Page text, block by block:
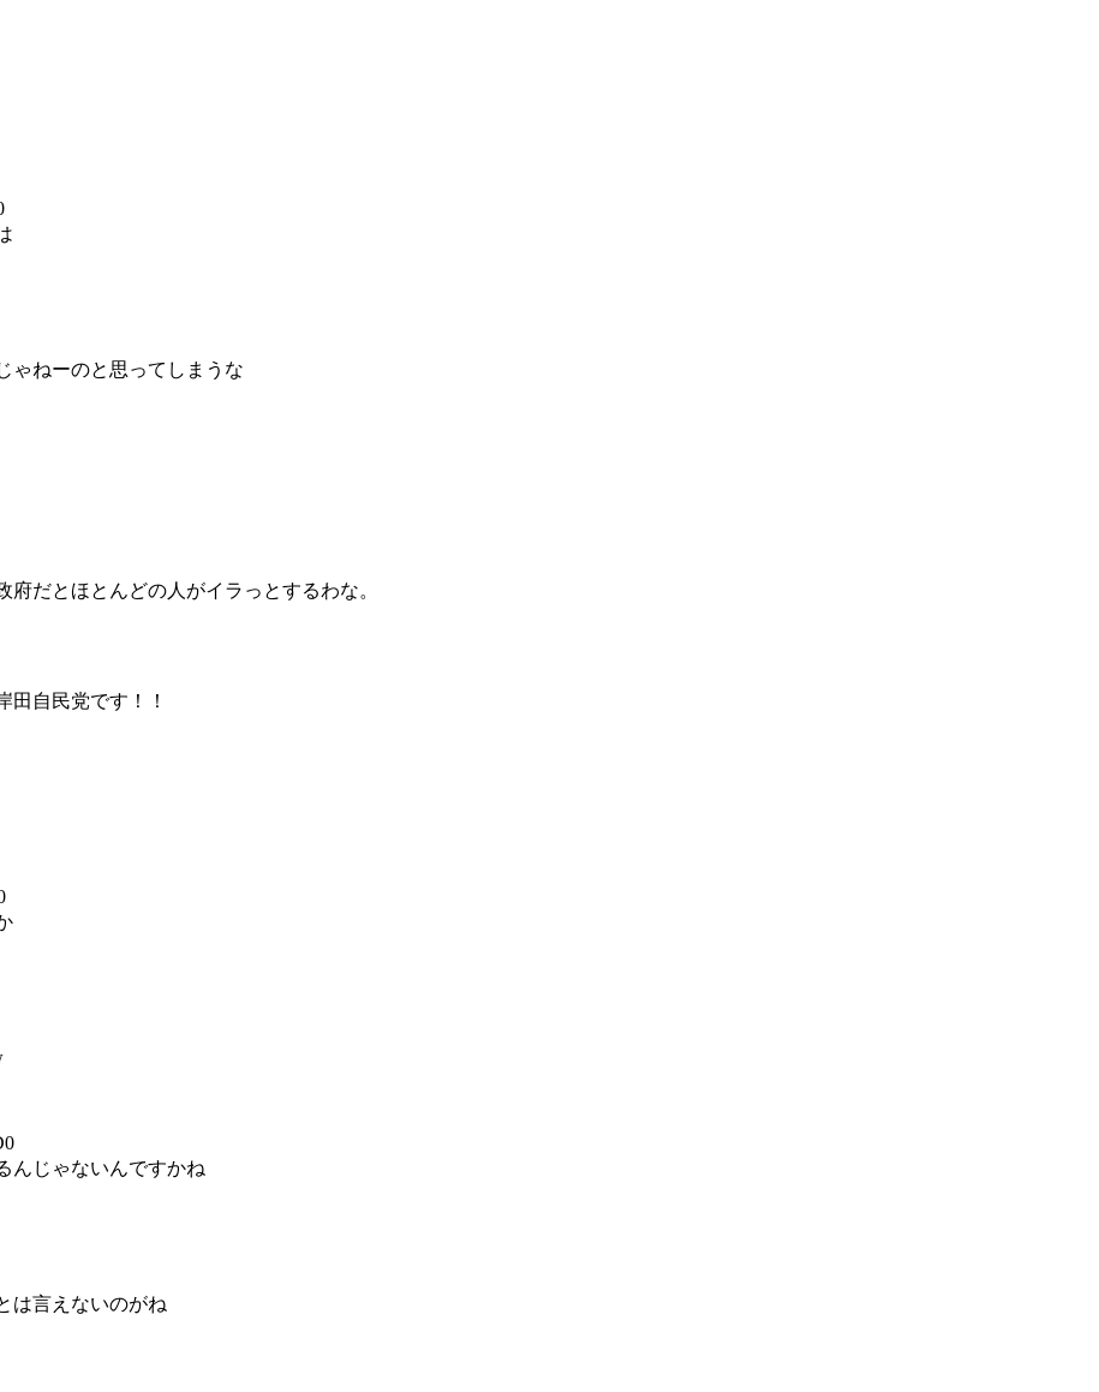
ゃねーのと思ってしまうな
だとほとんどの人がイラっとするわな。
田自民党です！！
んじゃないんですかね
は言えないのがね